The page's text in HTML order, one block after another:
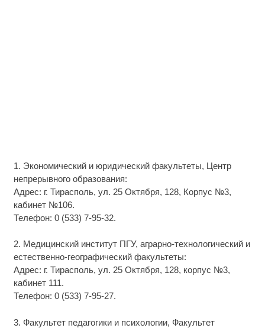
1. Экономический и юридический факультеты, Центр
непрерывного образования:
Адрес: г. Тирасполь, ул. 25 Октября, 128, Корпус №3,
кабинет №106.
Телефон: 0 (533) 7-95-32.
2. Медицинский институт ПГУ, аграрно-технологический и
естественно-географический факультеты:
Адрес: г. Тирасполь, ул. 25 Октября, 128, корпус №3,
кабинет 111.
Телефон: 0 (533) 7-95-27.
3. Факультет педагогики и психологии, Факультет